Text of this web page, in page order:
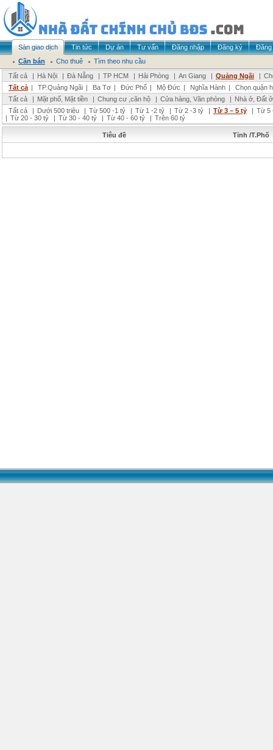
Sàn giao dịch Tin tức Dự án Tư vấn Đăng nhập Đăng ký
Đăng
Cần bán
Cho thuê
Tìm theo nhu cầu
Tất cả
| Hà Nội | Đà Nẵng | TP HCM | Hải Phòng | An Giang | Quảng Ngãi |
Tất cả | TP.Quảng Ngãi | Ba Tơ | Đức Phổ | Mộ Đức | Nghĩa Hành |
Chọn quận
Tất cả
| Mặt phố, Mặt tiền | Chung cư ,căn hộ | Cửa hàng, Văn phòng | Nhà ở, Đất ở
Tất cả
| Dưới 500 triệu | Từ 500 -1 tỷ | Từ 1 -2 tỷ | Từ 2 -3 tỷ | Từ 3 – 5 tỷ | Từ 5
| Từ 20 - 30 tỷ | Từ 30 - 40 tỷ | Từ 40 - 60 tỷ | Trên 60 tỷ
Tiêu đề Tỉnh /T.Phố